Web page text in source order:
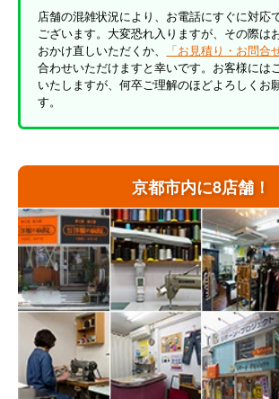
京都市内に8店舗！
店舗の混雑状況により、お電話にすぐに対応
ございます。大変恐れ入りますが、その際は
おかけ直しいただくか、
「お見積り・お問合
合わせいただけますと幸いです。お客様には
いたしますが、何卒ご理解のほどよろしくお
す。